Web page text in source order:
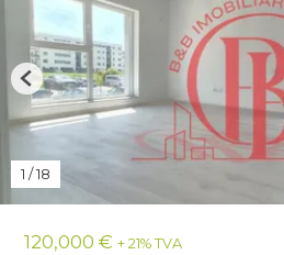
120,000 € + 21% TVA
1 /18
Previous